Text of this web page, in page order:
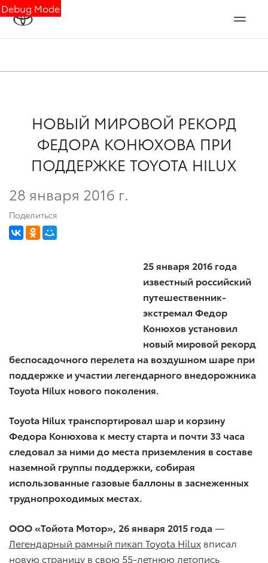
Debug Mode
НОВЫЙ МИРОВОЙ РЕКОРД
ФЕДОРА КОНЮХОВА ПРИ
ПОДДЕРЖКЕ TOYOTA HILUX
28 января 2016 г.
Поделиться
25 января 2016 года
известный российский
путешественник-
экстремал Федор
Конюхов установил
новый мировой рекорд
беспосадочного перелета на воздушном шаре при
поддержке и участии легендарного внедорожника
Toyota Hilux нового поколения.
Toyota Hiluxтранспортировал шар и корзину
Федора Конюхова к месту старта и почти 33 часа
следовал за ними до места приземления в составе
наземной группы поддержки, собирая
использованные газовые баллоны в заснеженных
труднопроходимых местах.
ООО «Тойота Мотор», 26 января 2015 года —
Легендарный рамный пикап Toyota Hilux вписал
новую страницу в свою 55-летнюю летопись